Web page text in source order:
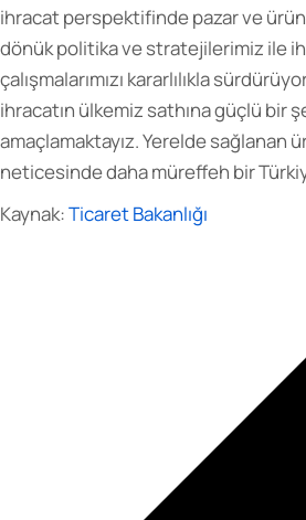
ihracat perspektifinde pazar ve
dönük politika ve stratejilerimiz ile
çalışmalarımızı kararlılıkla
ihracatın ülkemiz sathına güçlü bir
amaçlamaktayız. Yerelde sağlanan
neticesinde daha müreffeh bir
Kaynak:Ticaret Bakanlığı